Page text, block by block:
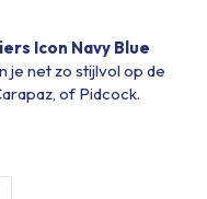
Icon Navy Blue
je net zo stijlvol op de
of Pidcock.